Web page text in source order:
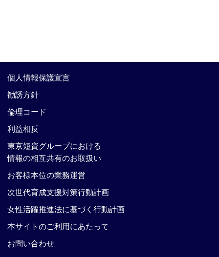
個人情報保護宣言
勧誘方針
倫理コード
利益相反
東京短資グループにおける
情報の相互共有のお取扱い
お客様本位の業務運営
次世代育成支援対策行動計画
女性活躍推進法に基づく行動計画
本サイトのご利用にあたって
お問い合わせ